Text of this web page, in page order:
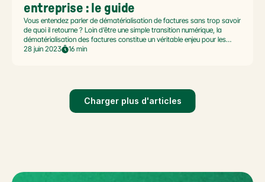
entreprise : le guide
Vous entendez parler de dématérialisation de factures sans trop savoir
de quoi il retourne ? Loin d’être une simple transition numérique, la
dématérialisation des factures constitue un véritable enjeu pour les
entreprises : refonte des process, nouvelle organisation, mise en place
28 juin 2023 16 min
Charger plus d'articles